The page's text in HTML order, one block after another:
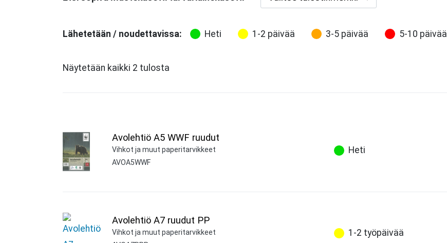
Lähetetään / noudettavissa: Heti 1-2 päivää 3-5 päivää 5-10 päivää
Näytetään kaikki 2 tulosta
Avolehtiö A5 WWF ruudut
Vihkot ja muut paperitarvikkeet
AVOA5WWF
Heti
Avolehtiö A7 ruudut PP
Vihkot ja muut paperitarvikkeet
1-2 työpäivää